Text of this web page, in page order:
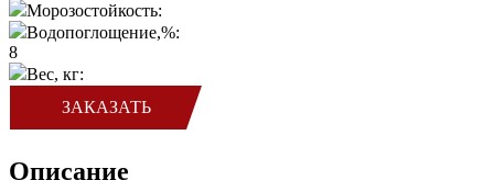
Морозостойкость:
Водопоглощение,%:
8
Вес, кг:
ЗАКАЗАТЬ
Описание